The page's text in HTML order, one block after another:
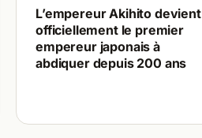
L’empereur Akihito devient
officiellement le premier
empereur japonais à
abdiquer depuis 200 ans